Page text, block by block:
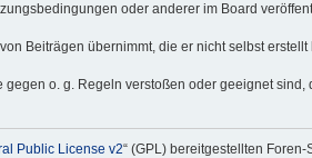
oder anderer im Board
Beiträgen übernimmt, die er nicht selbst
o. g. Regeln verstoßen oder geeignet
Public License v2“ (GPL) bereitgestellten